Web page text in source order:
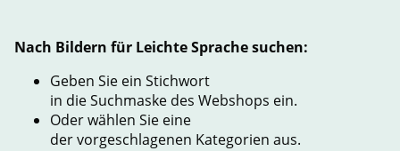
Nach Bildern für Leichte Sprache suchen:
Geben Sie ein Stichwort
in die Suchmaske des Webshops ein.
Oder wählen Sie eine
der vorgeschlagenen Kategorien aus.